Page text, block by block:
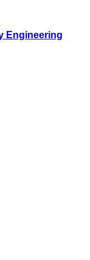
Engineering